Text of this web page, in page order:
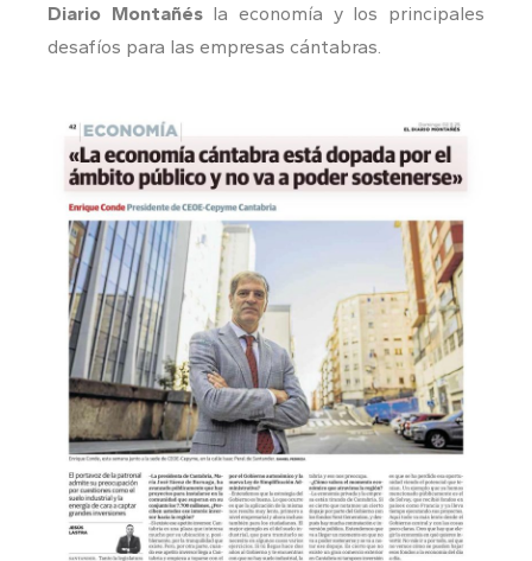
Diario Montañésla economía y los principales
desafíos para las empresas cántabras.